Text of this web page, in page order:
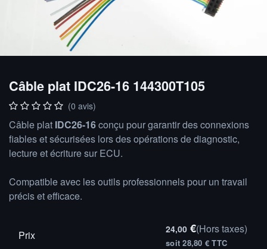
Câble plat IDC26-16 144300T105
(0 avis)
Câble plat IDC26-16conçu pour garantir des connexions
fiables et sécurisées lors des opérations de diagnostic,
lecture et écriture sur ECU.
Compatible avec les outils professionnels pour un travail
précis et efficace.
Prix 24,00 €(Hors taxes)
soit 28,80 € TTC